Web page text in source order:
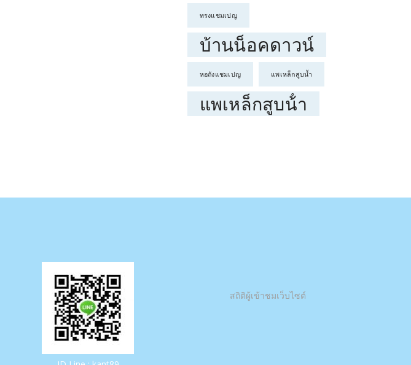
ทรงแชมเปญ
บ้านน็อคดาวน์
หอถังแชมเปญ แพเหล็กสูบน้ำ
แพเหล็กสูบน้ํา
สถิติผู้เข้าชมเว็บไซต์